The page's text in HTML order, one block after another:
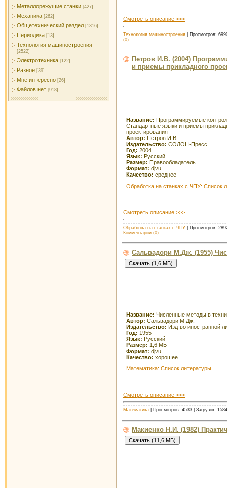
Металлорежущие станки [427]
Механика [262]
Общетехнический раздел [1316]
Периодика [13]
Технология машиностроения
[2522]
Электротехника [122]
Разное [39]
Мне интересно [26]
Файлов нет [918]
Смотреть описание >>>
Технология машиностроения | Просмотров:
(0)
Петров И.В. (2004)
и приемы прикладного
Название: Программируемые
Стандартные языки и приемы
проектирования
Автор: Петров И.В.
Издательство: СОЛОН-Пресс
Год: 2004
Язык: Русский
Размер: Правообладатель
Формат: djvu
Качество: среднее
Обработка на станках с ЧПУ: Список
Смотреть описание >>>
Обработка на станках с ЧПУ | Просмотров:
Комментарии (0)
Сальвадори М.Дж. (1955)
Название: Численные методы в
Автор: Сальвадори М.Дж.
Издательство: Изд-во иностранной
Год: 1955
Язык: Русский
Размер: 1,6 МБ
Формат: djvu
Качество: хорошее
Математика: Список литературы
Смотреть описание >>>
Математика | Просмотров: 4533 | Загрузок:
Макиенко Н.И. (1982)